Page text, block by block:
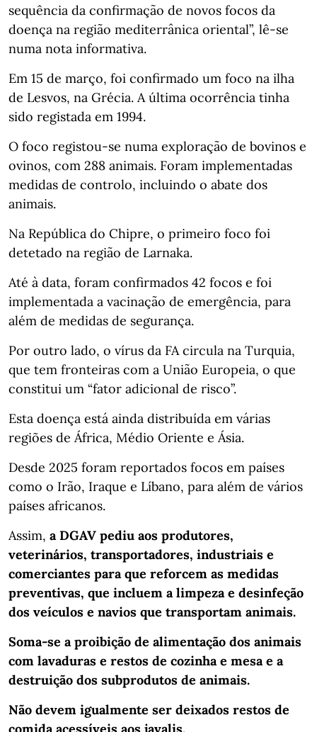
sequência da confirmação de novos focos da
doença na região mediterrânica oriental”, lê-se
numa nota informativa.
Em 15 de março, foi confirmado um foco na ilha
de Lesvos, na Grécia. A última ocorrência tinha
sido registada em 1994.
O foco registou-se numa exploração de bovinos e
ovinos, com 288 animais. Foram implementadas
medidas de controlo, incluindo o abate dos
animais.
Na República do Chipre, o primeiro foco foi
detetado na região de Larnaka.
Até à data, foram confirmados 42 focos e foi
implementada a vacinação de emergência, para
além de medidas de segurança.
Por outro lado, o vírus da FA circula na Turquia,
que tem fronteiras com a União Europeia, o que
constitui um “fator adicional de risco”.
Esta doença está ainda distribuída em várias
regiões de África, Médio Oriente e Ásia.
Desde 2025 foram reportados focos em países
como o Irão, Iraque e Líbano, para além de vários
países africanos.
Assim, a DGAV pediu aos produtores,
veterinários, transportadores, industriais e
comerciantes para que reforcem as medidas
preventivas, que incluem a limpeza e desinfeção
dos veículos e navios que transportam animais.
Soma-se a proibição de alimentação dos animais
com lavaduras e restos de cozinha e mesa e a
destruição dos subprodutos de animais.
Não devem igualmente ser deixados restos de
comida acessíveis aos javalis.